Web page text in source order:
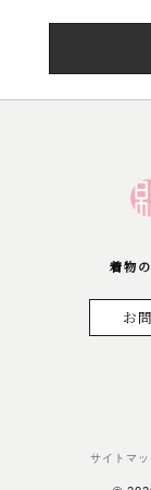
着物
お
サイトマ